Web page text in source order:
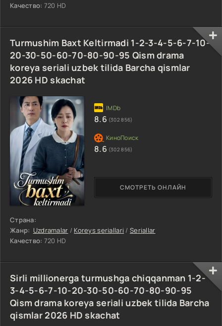
Качество: 720 HD
Turmushim Baxt Keltirmadi 1-2-3-4-5-6-7-10-
20-30-50-60-70-80-90-95 Qism drama
koreya seriali uzbek tilida Barcha qismlar
2026 HD skachat
Страна:
Жанр: Uzdramalar / Koreys seriallari / Seriallar
Качество: 720 HD
СМОТРЕТЬ ОНЛАЙН
8.6 (302 856)
8.6 (302 856)
Sirli millionerga turmushga chiqqanman 1-2-
3-4-5-6-7-10-20-30-50-60-70-80-90-95
Qism drama koreya seriali uzbek tilida Barcha
qismlar 2026 HD skachat